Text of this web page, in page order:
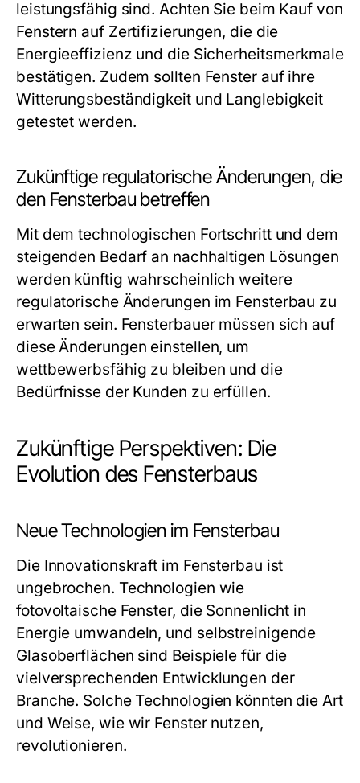
leistungsfähig sind. Achten Sie beim Kauf von
Fenstern auf Zertifizierungen, die die
Energieeffizienz und die Sicherheitsmerkmale
bestätigen. Zudem sollten Fenster auf ihre
Witterungsbeständigkeit und Langlebigkeit
getestet werden.
Zukünftige regulatorische Änderungen, die
den Fensterbau betreffen
Mit dem technologischen Fortschritt und dem
steigenden Bedarf an nachhaltigen Lösungen
werden künftig wahrscheinlich weitere
regulatorische Änderungen im Fensterbau zu
erwarten sein. Fensterbauer müssen sich auf
diese Änderungen einstellen, um
wettbewerbsfähig zu bleiben und die
Bedürfnisse der Kunden zu erfüllen.
Zukünftige Perspektiven: Die
Evolution des Fensterbaus
Neue Technologien im Fensterbau
Die Innovationskraft im Fensterbau ist
ungebrochen. Technologien wie
fotovoltaische Fenster, die Sonnenlicht in
Energie umwandeln, und selbstreinigende
Glasoberflächen sind Beispiele für die
vielversprechenden Entwicklungen der
Branche. Solche Technologien könnten die Art
und Weise, wie wir Fenster nutzen,
revolutionieren.